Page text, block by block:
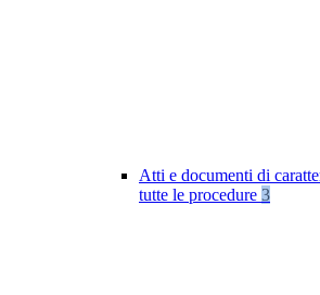
Atti e documenti di
tutte le procedure 3